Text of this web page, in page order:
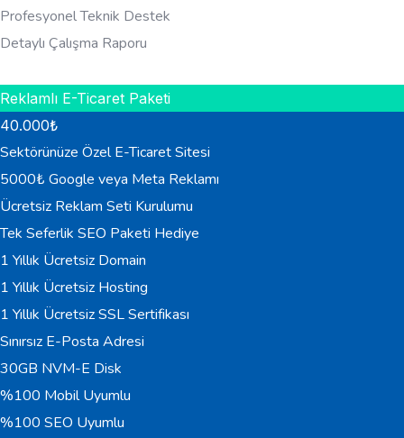
Profesyonel Teknik Destek
Detaylı Çalışma Raporu
Reklamlı E-Ticaret Paketi
40.000₺
Sektörünüze Özel E-Ticaret Sitesi
5000₺ Google veya Meta Reklamı
Ücretsiz Reklam Seti Kurulumu
Tek Seferlik SEO Paketi Hediye
1 Yıllık Ücretsiz Domain
1 Yıllık Ücretsiz Hosting
1 Yıllık Ücretsiz SSL Sertifikası
Sınırsız E-Posta Adresi
30GB NVM-E Disk
%100 Mobil Uyumlu
%100 SEO Uyumlu